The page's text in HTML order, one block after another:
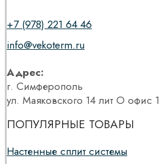
+7 (978) 221 64 46
info@vekoterm.ru
Адрес:
г. Симферополь
ул. Маяковского 14 лит О офис 1
ПОПУЛЯРНЫЕ ТОВАРЫ
Настенные сплит системы